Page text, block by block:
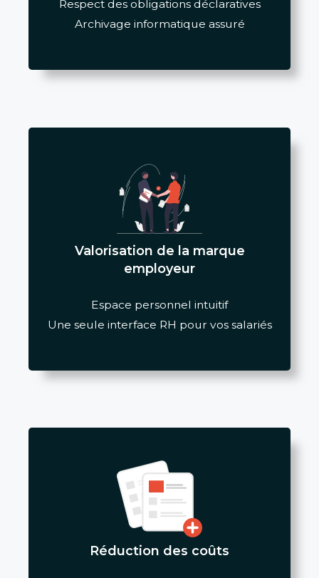
Respect des obligations déclaratives
Archivage informatique assuré
Valorisation de la marque
employeur
Espace personnel intuitif
Une seule interface RH pour vos salariés
Réduction des coûts